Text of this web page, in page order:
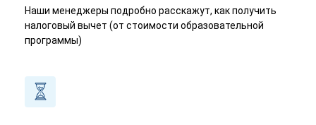
Наши менеджеры подробно расскажут, как получить
налоговый вычет (от стоимости образовательной
программы)